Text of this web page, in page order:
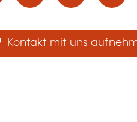
Kontakt mit uns